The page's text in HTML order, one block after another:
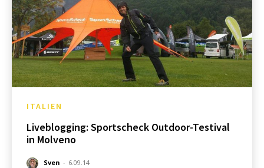
ITALIEN
Liveblogging: Sportscheck Outdoor-Testival
in Molveno
Sven - 6.09.14